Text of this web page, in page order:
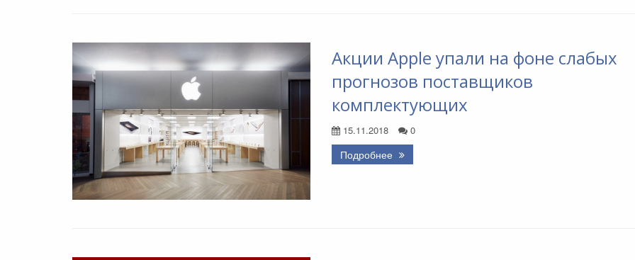
Акции Apple упали на фоне слабых
прогнозов поставщиков
комплектующих
15.11.2018 0
Подробнее